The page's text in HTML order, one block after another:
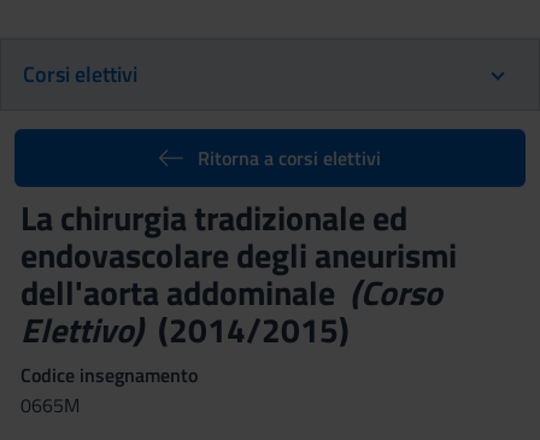
Corsi elettivi
Ritorna a corsi elettivi
La chirurgia tradizionale ed
endovascolare degli aneurismi
dell'aorta addominale (Corso
Elettivo)(2014/2015)
Codice insegnamento
0665M